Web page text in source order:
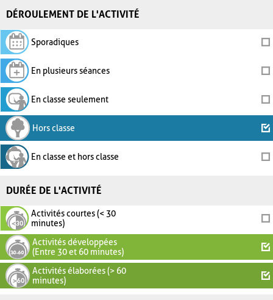
DÉROULEMENT DE L'ACTIVITÉ
Sporadiques
En plusieurs séances
En classe seulement
Hors classe
En classe et hors classe
DURÉE DE L'ACTIVITÉ
Activités courtes (< 30
minutes)
Activités développées
(Entre 30 et 60 minutes)
Activités élaborées (> 60
minutes)